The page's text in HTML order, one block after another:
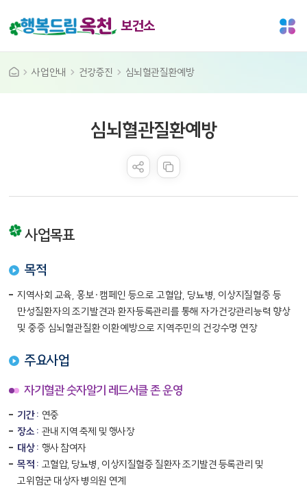
보건소
사업안내 건강증진 심뇌혈관질환예방
심뇌혈관질환예방
사업목표
목적
지역사회 교육, 홍보·캠페인 등으로 고혈압, 당뇨병, 이상지질혈증 등
만성질환자의 조기발견과 환자등록관리를 통해 자가건강관리능력 향상
및 중증 심뇌혈관질환 이환예방으로 지역주민의 건강수명 연장
주요사업
자기혈관 숫자알기 레드서클 존 운영
기간 : 연중
장소 : 관내 지역 축제 및 행사장
대상 : 행사 참여자
목적 : 고혈압, 당뇨병, 이상지질혈증 질환자 조기발견 등록관리 및
고위험군 대상자 병의원 연계